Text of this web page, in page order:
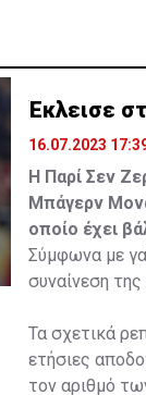
Έκλεισε
16.07.2023
Η Παρί Σεν
Μπάγερν
οποίο έχει
Σύμφωνα με
συναίνεση
Τα σχετικά
ετήσιες
τον αριθμό